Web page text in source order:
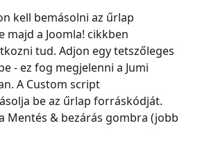
kell bemásolni az űrlap
a Joomla! cikkben
tud. Adjon egy tetszőleges
- ez fog megjelenni a Jumi
A Custom script
be az űrlap forráskódját.
Mentés & bezárás gombra (jobb